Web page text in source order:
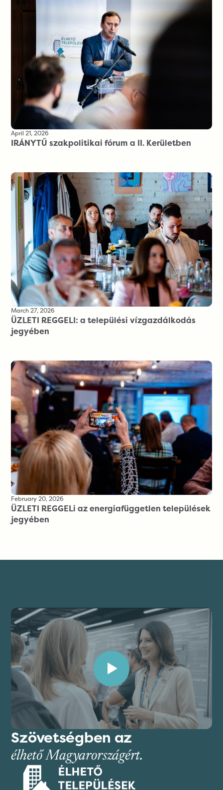
April 21, 2026
IRÁNYTŰ szakpolitikai fórum a II. Kerületben
March 27, 2026
ÜZLETI REGGELI: a települési vízgazdálkodás
jegyében
February 20, 2026
ÜZLETI REGGELi az energiafüggetlen települések
jegyében
Szövetségben az
élhető Magyarországért.